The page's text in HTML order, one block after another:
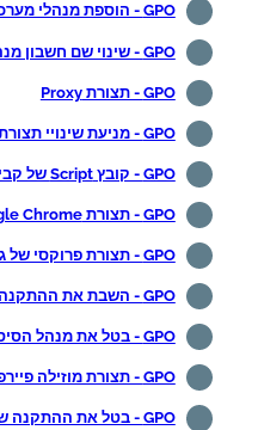
GPO - הוספת מנהלי מערכת מקומיים
GPO - שינוי שם חשבון מנהל מערכת
GPO - תצורת Proxy
GPO - מניעת שינויי תצורת Proxy
GPO - קובץ Script של קביעת תצורה אוטומטית של Proxy
GPO - תצורת Google Chrome
GPO - תצורת פרוקסי של גוגל כרום
GPO - השבת את ההתקנה של הרחבות Chrome
GPO - בטל את מנהל הסיסמאות של Chrome
GPO - תצורת מוזילה פיירפוקס
GPO - בטל את ההתקנה של הרחבות Firefox